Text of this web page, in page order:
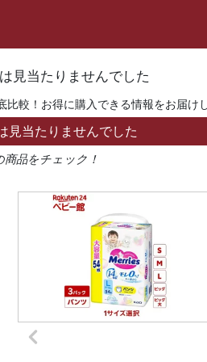
見当たりませんでした
比較！お得に購入できる情報をお届け
見当たりませんでした
商品をチェック！